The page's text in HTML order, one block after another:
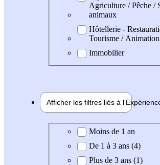
Agriculture / Pêche /
animaux
Hôtellerie -
Tourisme / Animation
Immobilier
Afficher les filtres liés à l'
Expérience demandée
Moins de 1 an
De 1 à 3 ans (4)
Plus de 3 ans (1)